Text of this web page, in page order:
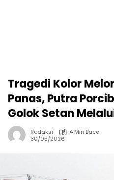
Tragedi Kolor
Panas, Putra
Golok Setan
Redaksi
4 Min Baca
30/05/2026